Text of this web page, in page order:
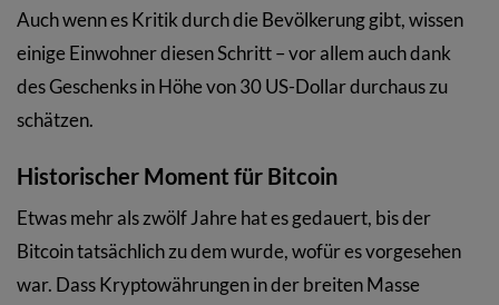
Auch wenn es Kritik durch die Bevölkerung gibt, wissen
einige Einwohner diesen Schritt – vor allem auch dank
des Geschenks in Höhe von 30 US-Dollar durchaus zu
schätzen.
Historischer Moment für Bitcoin
Etwas mehr als zwölf Jahre hat es gedauert, bis der
Bitcoin tatsächlich zu dem wurde, wofür es vorgesehen
war. Dass Kryptowährungen in der breiten Masse